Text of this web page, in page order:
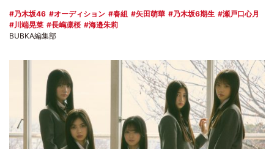
乃木坂46 オーディション 春組 矢田萌華 乃木坂6期生
瀬戸口心月
川端晃菜
長嶋凛桜
海邉朱莉
BUBKA編集部